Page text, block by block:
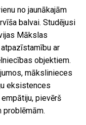
meklēt
no jaunākajām
balvai. Studējusi
Mākslas
ar
objektiem.
mākslinieces
eksistences
pievērš
problēmām.